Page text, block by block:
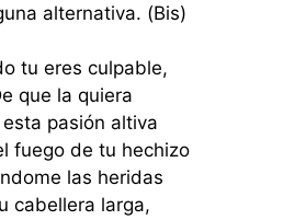
alternativa. (Bis)
tu eres culpable,
que la quiera
esta pasión altiva
fuego de tu hechizo
las heridas
cabellera larga,